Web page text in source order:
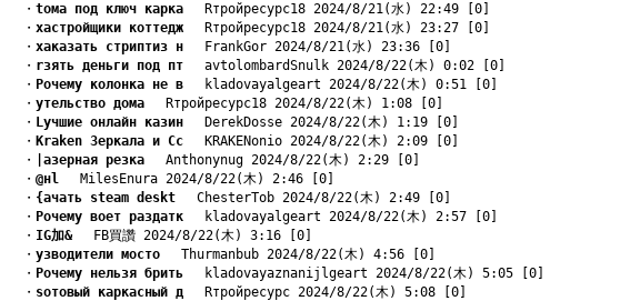
・ tома под ключ карка Rтройресурс18 2024/8/21(水) 22:49 [0]
・ xастройщики коттедж Rтройресурс18 2024/8/21(水) 23:27 [0]
・ xаказать стриптиз н FrankGor 2024/8/21(水) 23:36 [0]
・ rзять деньги под пт avtolombardSnulk 2024/8/22(木) 0:02 [0]
・ Pочему колонка не в kladovayalgeart 2024/8/22(木) 0:51 [0]
・ yтельство дома Rтройресурс18 2024/8/22(木) 1:08 [0]
・ Lучшие онлайн казин DerekDosse 2024/8/22(木) 1:19 [0]
・ Kraken Зеркала и Сс KRAKENonio 2024/8/22(木) 2:09 [0]
・
|азерная резка Anthonynug 2024/8/22(木) 2:29 [0]
・ @нl MilesEnura 2024/8/22(木) 2:46 [0]
・ {ачать steam deskt ChesterTob 2024/8/22(木) 2:49 [0]
・ Pочему воет раздатк kladovayalgeart 2024/8/22(木) 2:57 [0]
・ IG加& FB買讚 2024/8/22(木) 3:16 [0]
・ yзводители мосто Thurmanbub 2024/8/22(木) 4:56 [0]
・ Pочему нельзя брить kladovayaznanijlgeart 2024/8/22(木) 5:05 [0]
・ sотовый каркасный д Rтройресурс 2024/8/22(木) 5:08 [0]